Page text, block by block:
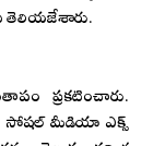
తెలియజేశారు.
ప్రకటించారు.
సోషల్ మీడియా ఎక్స్